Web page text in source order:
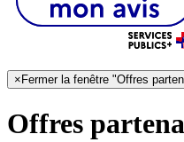
× Fermer la fenêtre "Offres
Offres